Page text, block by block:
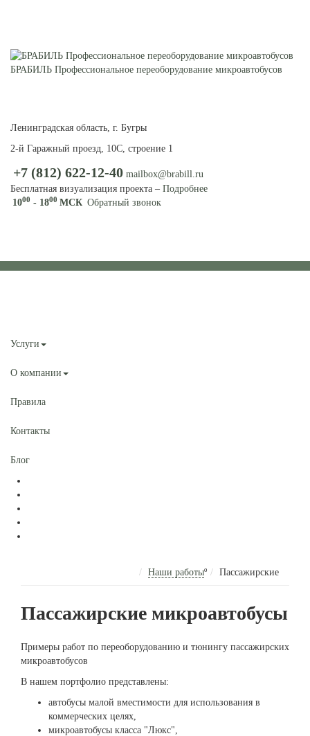
БРАБИЛЬ Профессиональное переоборудование микроавтобусов
Ленинградская область, г. Бугры
2-й Гаражный проезд, 10С, строение 1
+7 (812) 622-12-40 mailbox@brabill.ru
Бесплатная визуализация проекта – Подробнее
1000 - 1800 МСК Обратный звонок
Услуги
О компании
Правила
Контакты
Блог
Наши работыº Пассажирские
Пассажирские микроавтобусы
Примеры работ по переоборудованию и тюнингу пассажирских
микроавтобусов
В нашем портфолио представлены:
автобусы малой вместимости для использования в
коммерческих целях,
микроавтобусы класса "Люкс",